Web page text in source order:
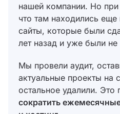
нашей компании. Но при
что там находились еще
сайты, которые были
лет назад и уже были
Мы провели аудит,
актуальные проекты на
остальное удалили. Это
сократить